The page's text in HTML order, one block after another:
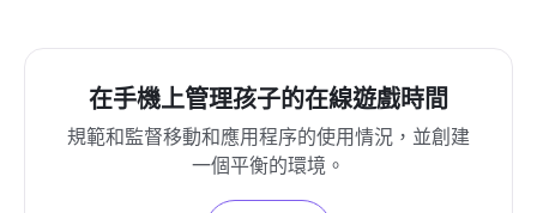
在手機上管理孩子的在線遊戲時間
規範和監督移動和應用程序的使用情況，並創建
一個平衡的環境。